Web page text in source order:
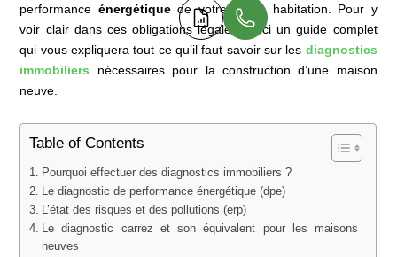
performance énergétiquede votre future habitation. Pour y
voir clair dans ces obligations légales, voici un guide complet
qui vous expliquera tout ce qu’il faut savoir sur les diagnostics
immobiliers nécessaires pour la construction d’une maison
neuve.
Table of Contents
Pourquoi effectuer des diagnostics immobiliers ?
Le diagnostic de performance énergétique (dpe)
L’état des risques et des pollutions (erp)
Le diagnostic carrez et son équivalent pour les maisons
neuves